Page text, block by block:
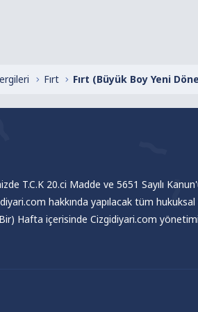
Fırt Fırt (Büyük Boy Yeni
T.C.K 20.ci Madde ve 5651 Sayılı
hakkında yapılacak tüm
Hafta içerisinde Cizgidiyari.com